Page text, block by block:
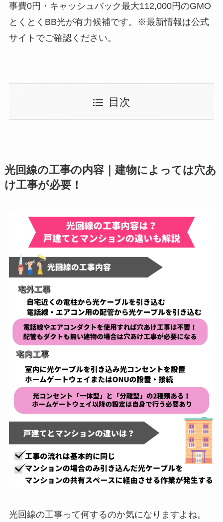
事費0円・キャッシュバック最大112,000円のGMO
とくとくBB光が有力候補です。※最新情報は公式
サイトでご確認ください。
目次
光回線の工事の内容｜建物によっては穴あ
け工事が必要！
光回線の工事って何するのか気になりますよね。